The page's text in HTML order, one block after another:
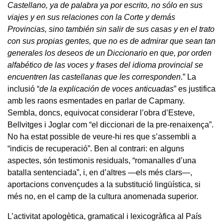
Castellano, ya de palabra ya por escrito, no sólo en sus
viajes y en sus relaciones con la Corte y demás
Provincias, sino también sin salir de sus casas y en el trato
con sus propias gentes, que no es de admirar que sean tan
generales los deseos de un Diccionario en que, por orden
alfabético de las voces y frases del idioma provincial se
encuentren las castellanas que les corresponden.” La
inclusió “de la explicación de voces anticuadas” es justifica
amb les raons esmentades en parlar de Capmany.
Sembla, doncs, equivocat considerar l’obra d’Esteve,
Bellvitges i Joglar com “el diccionari de la pre-renaixença”.
No ha estat possible de veure-hi res que s’assembli a
“indicis de recuperació”. Ben al contrari: en alguns
aspectes, són testimonis residuals, “romanalles d’una
batalla sentenciada”, i, en d’altres —els més clars—,
aportacions convençudes a la substitució lingüística, si
més no, en el camp de la cultura anomenada superior.
L’activitat apologètica, gramatical i lexicogràfica al País